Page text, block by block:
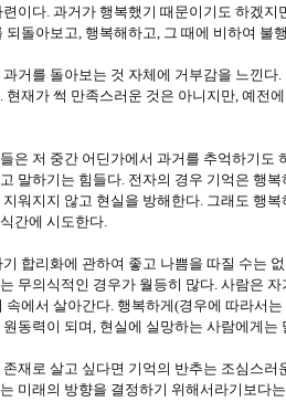
이다. 과거가 행복했기 때문이기도 하겠지
되돌아보고, 행복해하고, 그 때에 비하여 불
거를 돌아보는 것 자체에 거부감을 느낀
현재가 썩 만족스러운 것은 아니지만, 예전
은 저 중간 어딘가에서 과거를 추억하기도
말하기는 힘들다. 전자의 경우 기억은 행
워지지 않고 현실을 방해한다. 그래도 행
간에 시도한다.
합리화에 관하여 좋고 나쁨을 따질 수는
무의식적인 경우가 월등히 많다. 사람은
속에서 살아간다. 행복하게(경우에 따라서
동력이 되며, 현실에 실망하는 사람에게는
존재로 살고 싶다면 기억의 반추는 조심스
미래의 방향을 결정하기 위해서라기보다